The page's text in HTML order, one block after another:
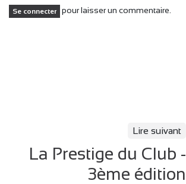
Se connecter pour laisser un commentaire.
Lire suivant
La Prestige du Club -
3ème édition